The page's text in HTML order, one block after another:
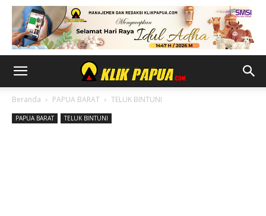
Beranda PAPUA BARAT TELUK BINTUNI
PAPUA BARAT TELUK BINTUNI